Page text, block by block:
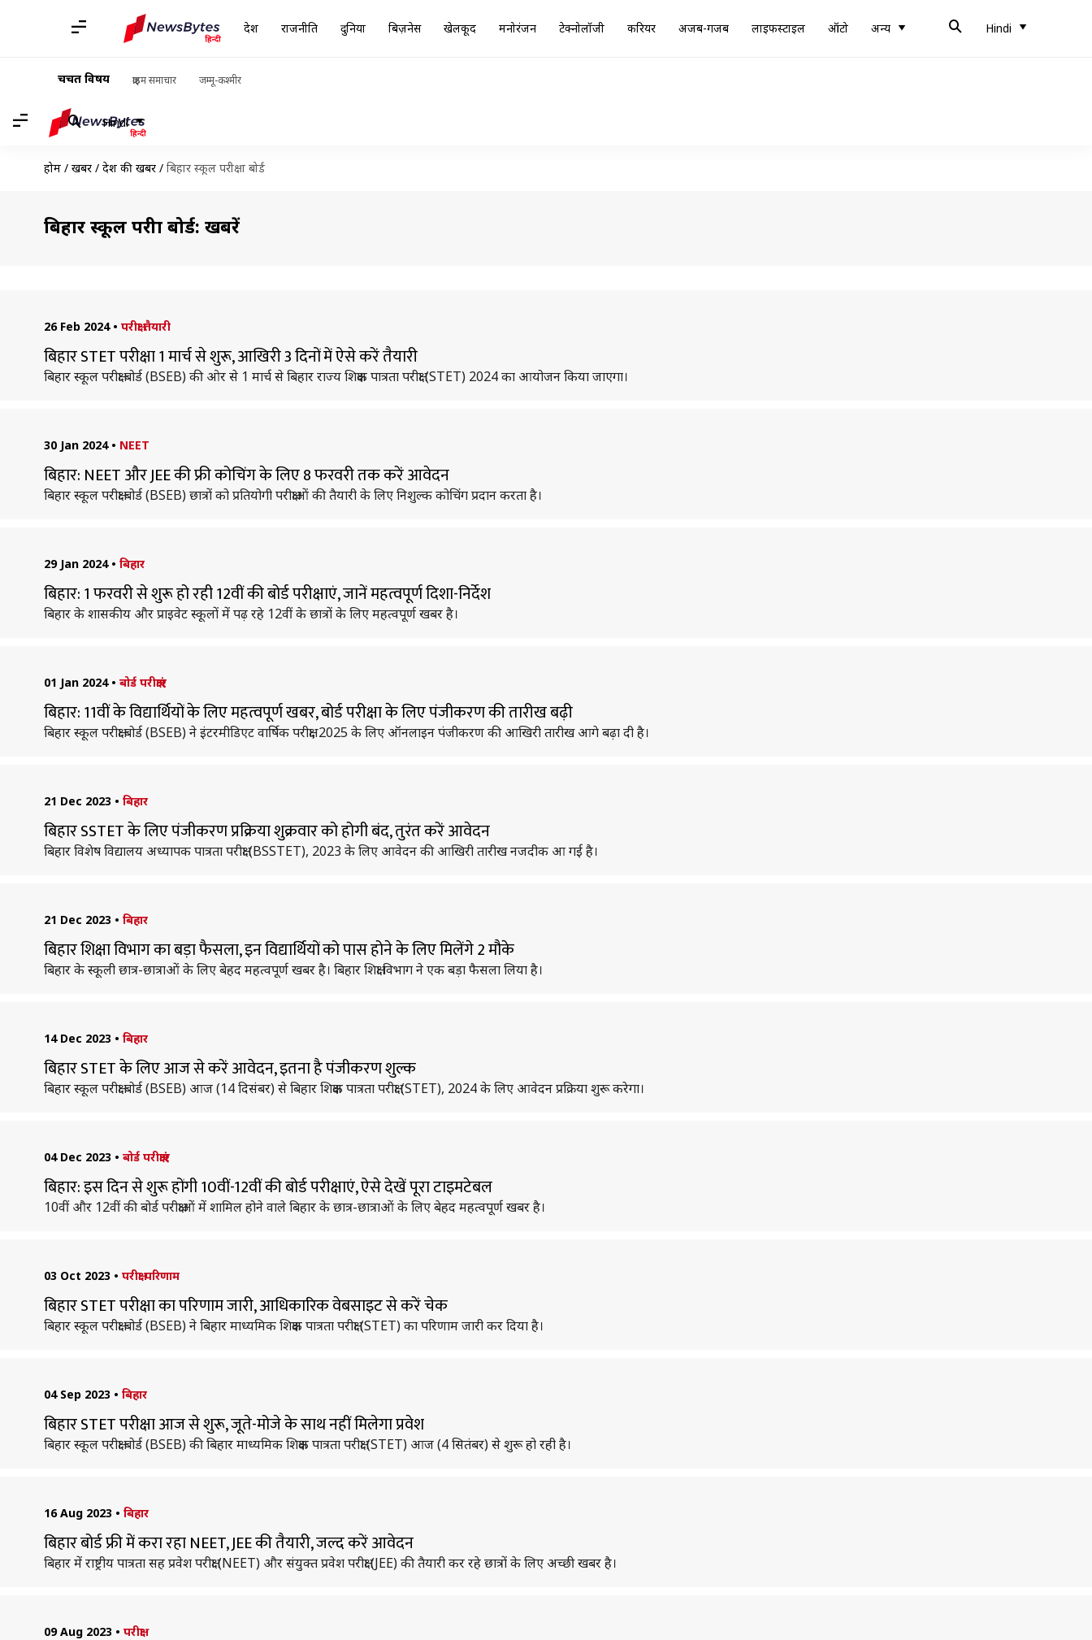
देश राजनीति दुनिया बिज़नेस खेलकूद मनोरंजन टेक्नोलॉजी करियर अजब-गजब लाइफस्टाइल ऑटो अन्य Hindi
चर्चित विषय क्राइम समाचार जम्मू-कश्मीर
Hindi
होम / खबरें / देश की खबरें / बिहार स्कूल परीक्षा बोर्ड
बिहार स्कूल परीक्षा बोर्ड: खबरें
26 Feb 2024 • परीक्षा तैयारी
बिहार STET परीक्षा 1 मार्च से शुरू, आखिरी 3 दिनों में ऐसे करें तैयारी
बिहार स्कूल परीक्षा बोर्ड (BSEB) की ओर से 1 मार्च से बिहार राज्य शिक्षक पात्रता परीक्षा (STET) 2024 का आयोजन किया जाएगा।
30 Jan 2024 • NEET
बिहार: NEET और JEE की फ्री कोचिंग के लिए 8 फरवरी तक करें आवेदन
बिहार स्कूल परीक्षा बोर्ड (BSEB) छात्रों को प्रतियोगी परीक्षाओं की तैयारी के लिए निशुल्क कोचिंग प्रदान करता है।
29 Jan 2024 • बिहार
बिहार: 1 फरवरी से शुरू हो रही 12वीं की बोर्ड परीक्षाएं, जानें महत्वपूर्ण दिशा-निर्देश
बिहार के शासकीय और प्राइवेट स्कूलों में पढ़ रहे 12वीं के छात्रों के लिए महत्वपूर्ण खबर है।
01 Jan 2024 • बोर्ड परीक्षाएं
बिहार: 11वीं के विद्यार्थियों के लिए महत्वपूर्ण खबर, बोर्ड परीक्षा के लिए पंजीकरण की तारीख बढ़ी
बिहार स्कूल परीक्षा बोर्ड (BSEB) ने इंटरमीडिएट वार्षिक परीक्षा, 2025 के लिए ऑनलाइन पंजीकरण की आखिरी तारीख आगे बढ़ा दी है।
21 Dec 2023 • बिहार
बिहार SSTET के लिए पंजीकरण प्रक्रिया शुक्रवार को होगी बंद, तुरंत करें आवेदन
बिहार विशेष विद्यालय अध्यापक पात्रता परीक्षा (BSSTET), 2023 के लिए आवेदन की आखिरी तारीख नजदीक आ गई है।
21 Dec 2023 • बिहार
बिहार शिक्षा विभाग का बड़ा फैसला, इन विद्यार्थियों को पास होने के लिए मिलेंगे 2 मौके
बिहार के स्कूली छात्र-छात्राओं के लिए बेहद महत्वपूर्ण खबर है। बिहार शिक्षा विभाग ने एक बड़ा फैसला लिया है।
14 Dec 2023 • बिहार
बिहार STET के लिए आज से करें आवेदन, इतना है पंजीकरण शुल्क
बिहार स्कूल परीक्षा बोर्ड (BSEB) आज (14 दिसंबर) से बिहार शिक्षक पात्रता परीक्षा (STET), 2024 के लिए आवेदन प्रक्रिया शुरू करेगा।
04 Dec 2023 • बोर्ड परीक्षाएं
बिहार: इस दिन से शुरू होंगी 10वीं-12वीं की बोर्ड परीक्षाएं, ऐसे देखें पूरा टाइमटेबल
10वीं और 12वीं की बोर्ड परीक्षाओं में शामिल होने वाले बिहार के छात्र-छात्राओं के लिए बेहद महत्वपूर्ण खबर है।
03 Oct 2023 • परीक्षा परिणाम
बिहार STET परीक्षा का परिणाम जारी, आधिकारिक वेबसाइट से करें चेक
बिहार स्कूल परीक्षा बोर्ड (BSEB) ने बिहार माध्यमिक शिक्षक पात्रता परीक्षा (STET) का परिणाम जारी कर दिया है।
04 Sep 2023 • बिहार
बिहार STET परीक्षा आज से शुरू, जूते-मोजे के साथ नहीं मिलेगा प्रवेश
बिहार स्कूल परीक्षा बोर्ड (BSEB) की बिहार माध्यमिक शिक्षक पात्रता परीक्षा (STET) आज (4 सितंबर) से शुरू हो रही है।
16 Aug 2023 • बिहार
बिहार बोर्ड फ्री में करा रहा NEET, JEE की तैयारी, जल्द करें आवेदन
बिहार में राष्ट्रीय पात्रता सह प्रवेश परीक्षा (NEET) और संयुक्त प्रवेश परीक्षा (JEE) की तैयारी कर रहे छात्रों के लिए अच्छी खबर है।
09 Aug 2023 • परीक्षा